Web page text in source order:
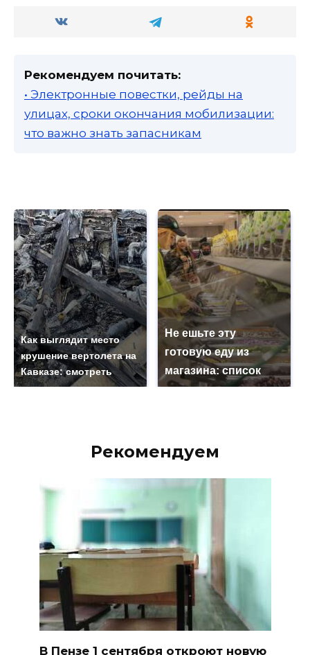
Рекомендуем почитать:
• Электронные повестки, рейды на
улицах, сроки окончания мобилизации:
что важно знать запасникам
Как выглядит место
крушение вертолета на
Кавказе: смотреть
Не ешьте эту
готовую еду из
магазина: список
Рекомендуем
В Пензе 1 сентября откроют новую